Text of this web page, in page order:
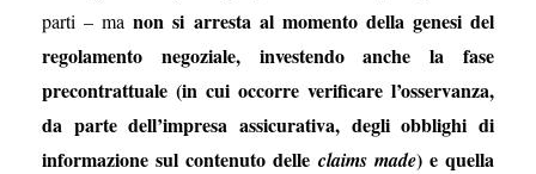
parti – manon si arresta al momento della genesi del
regolamento negoziale, investendo anche la fase
precontrattuale (in cui occorre verificare l’osservanza,
da parte dell’impresa assicurativa, degli obblighi di
informazione sul contenuto delle claims made) e quella